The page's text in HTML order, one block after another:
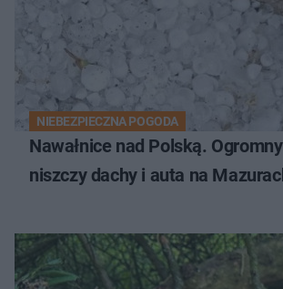
NIEBEZPIECZNA POGODA
Nawałnice nad Polską.
niszczy dachy i auta na